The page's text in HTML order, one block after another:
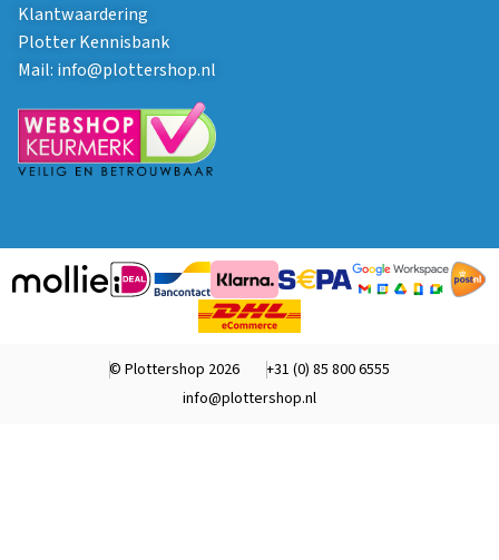
Klantwaardering
Plotter Kennisbank
Mail: info@plottershop.nl
© Plottershop 2026
+31 (0) 85 800 6555
info@plottershop.nl